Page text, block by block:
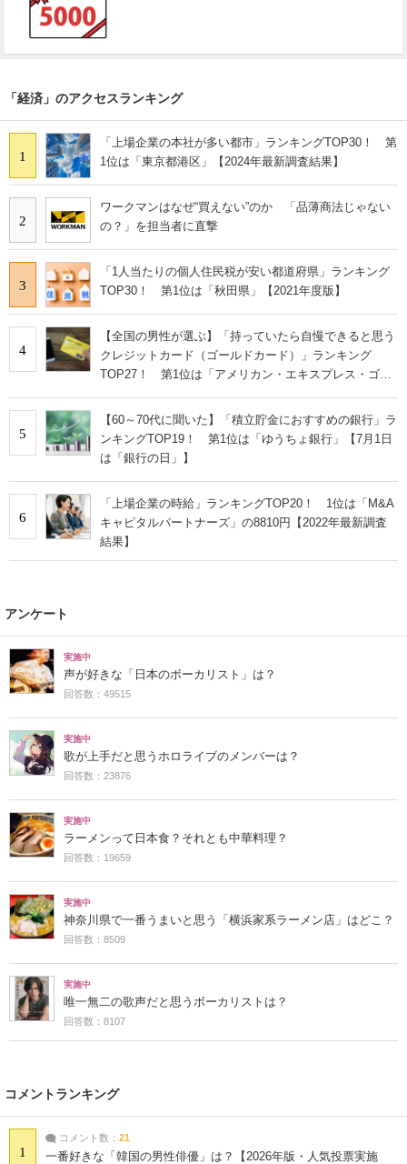
「経済」のアクセスランキング
1
「上場企業の本社が多い都市」ランキングTOP30！ 第
1位は「東京都港区」【2024年最新調査結果】
2
ワークマンはなぜ“買えない”のか 「品薄商法じゃない
の？」を担当者に直撃
3
「1人当たりの個人住民税が安い都道府県」ランキング
TOP30！ 第1位は「秋田県」【2021年度版】
4
【全国の男性が選ぶ】「持っていたら自慢できると思う
クレジットカード（ゴールドカード）」ランキング
TOP27！ 第1位は「アメリカン・エキスプレス・ゴー
5
【60～70代に聞いた】「積立貯金におすすめの銀行」ラ
ンキングTOP19！ 第1位は「ゆうちょ銀行」【7月1日
は「銀行の日」】
6
「上場企業の時給」ランキングTOP20！ 1位は「M&A
キャピタルパートナーズ」の8810円【2022年最新調査
結果】
アンケート
実施中
声が好きな「日本のボーカリスト」は？
回答数：49515
実施中
歌が上手だと思うホロライブのメンバーは？
回答数：23876
実施中
ラーメンって日本食？それとも中華料理？
回答数：19659
実施中
神奈川県で一番うまいと思う「横浜家系ラーメン店」はどこ？
回答数：8509
実施中
唯一無二の歌声だと思うボーカリストは？
回答数：8107
コメントランキング
1
コメント数： 21
一番好きな「韓国の男性俳優」は？【2026年版・人気投票実施